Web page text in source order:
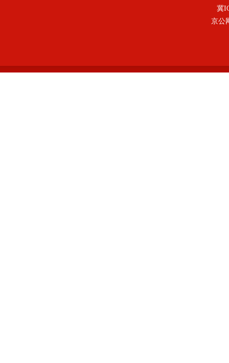
冀
京公